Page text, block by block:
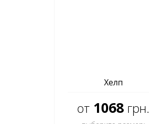
Хелп
от 1068 грн.